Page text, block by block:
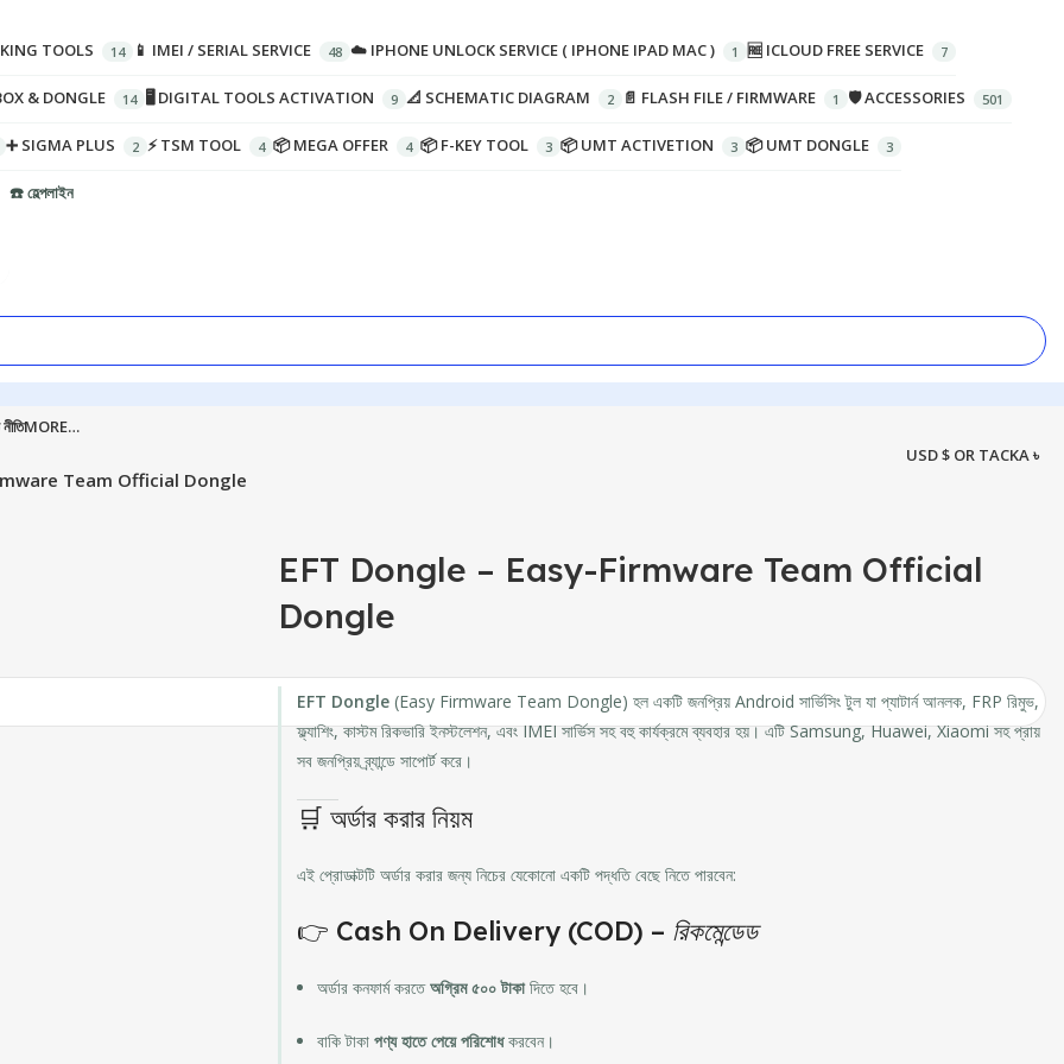
TOOLS 📱 IMEI / SERIAL SERVICE ☁️ IPHONE UNLOCK SERVICE ( IPHONE IPAD MAC ) 🆓 ICLOUD FREE SERVICE
& DONGLE 🖥️ DIGITAL TOOLS ACTIVATION 📐 SCHEMATIC DIAGRAM 📄 FLASH FILE / FIRMWARE 🛡️ ACCESSORIES
➕ SIGMA PLUS ⚡ TSM TOOL 📦 MEGA OFFER 📦 F-KEY TOOL 📦 UMT ACTIVETION 📦 UMT DONGLE
☎️ হেল্পলাইন
MORE…
USD $ OR TACKA ৳
Team Official Dongle
EFT Dongle – Easy-Firmware Team Official
Dongle
EFT Dongle (Easy Firmware Team Dongle) হল একটি জনপ্রিয় Android সার্ভিসিং টুল যা প্যাটার্ন আনলক, FRP রিমুভ,
ফ্ল্যাশিং, কাস্টম রিকভারি ইনস্টলেশন, এবং IMEI সার্ভিস সহ বহু কার্যক্রমে ব্যবহার হয়। এটি Samsung, Huawei, Xiaomi সহ প্রায়
সব জনপ্রিয় ব্র্যান্ডে সাপোর্ট করে।
🛒 অর্ডার করার নিয়ম
এই প্রোডাক্টটি অর্ডার করার জন্য নিচের যেকোনো একটি পদ্ধতি বেছে নিতে পারবেন:
👉 Cash On Delivery (COD) – রিকমেন্ডেড
অর্ডার কনফার্ম করতেঅগ্রিম ৫০০ টাকাদিতে হবে।
বাকি টাকা পণ্য হাতে পেয়ে পরিশোধকরবেন।